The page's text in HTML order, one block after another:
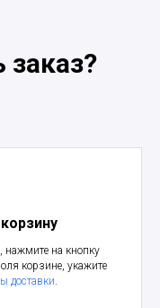
нажмите на кнопку
корзине, укажите
доставки.